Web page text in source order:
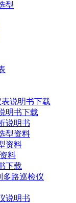
型
说明书下载
明书下载
说明书
型资料
资料
料
下载
多路巡检仪
说明书